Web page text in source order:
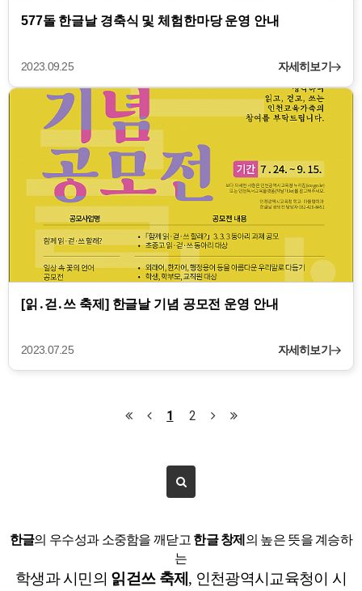
577돌 한글날 경축식 및 체험한마당 운영 안내
2023.09.25 자세히보기
[읽․걷․쓰 축제] 한글날 기념 공모전 운영 안내
2023.07.25 자세히보기
1 2
한글의 우수성과 소중함을 깨닫고 한글 창제 의 높은 뜻을 계승하
는
학생과 시민의 읽걷쓰 축제 , 인천광역시교육청이 시